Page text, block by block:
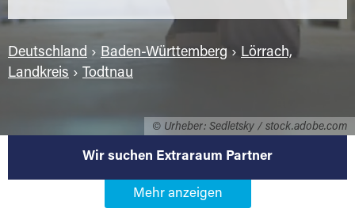
© Urheber: Sedletsky / stock.adobe.com
Deutschland › Baden-Württemberg › Lörrach,
Landkreis › Todtnau
Wir suchen Extraraum Partner
Werden Sie Extraraum Partner in